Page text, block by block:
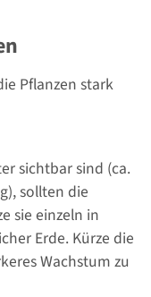
Pflanzen stark
sichtbar sind (ca.
sollten die
sie einzeln in
Erde. Kürze die
Wachstum zu